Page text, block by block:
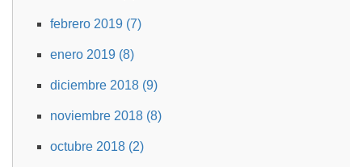
febrero 2019 (7)
enero 2019 (8)
diciembre 2018 (9)
noviembre 2018 (8)
octubre 2018 (2)